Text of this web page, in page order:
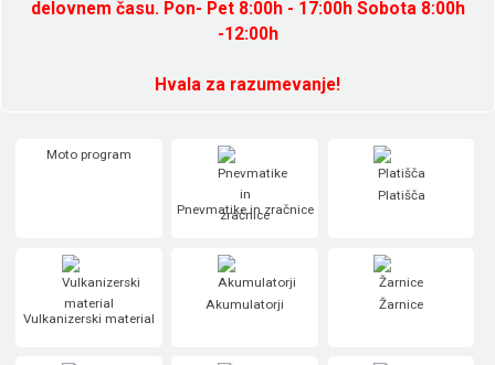
delovnem času. Pon- Pet 8:00h - 17:00h Sobota 8:00h
-12:00h
Hvala za razumevanje!
Moto program
Pnevmatike in zračnice
Platišča
Vulkanizerski material
Akumulatorji Žarnice